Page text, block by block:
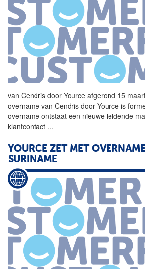
van Cendris door Yource afgerond 15
overname van Cendris door Yource is
overname ontstaat een nieuwe leidende
klantcontact ...
YOURCE ZET MET
SURINAME